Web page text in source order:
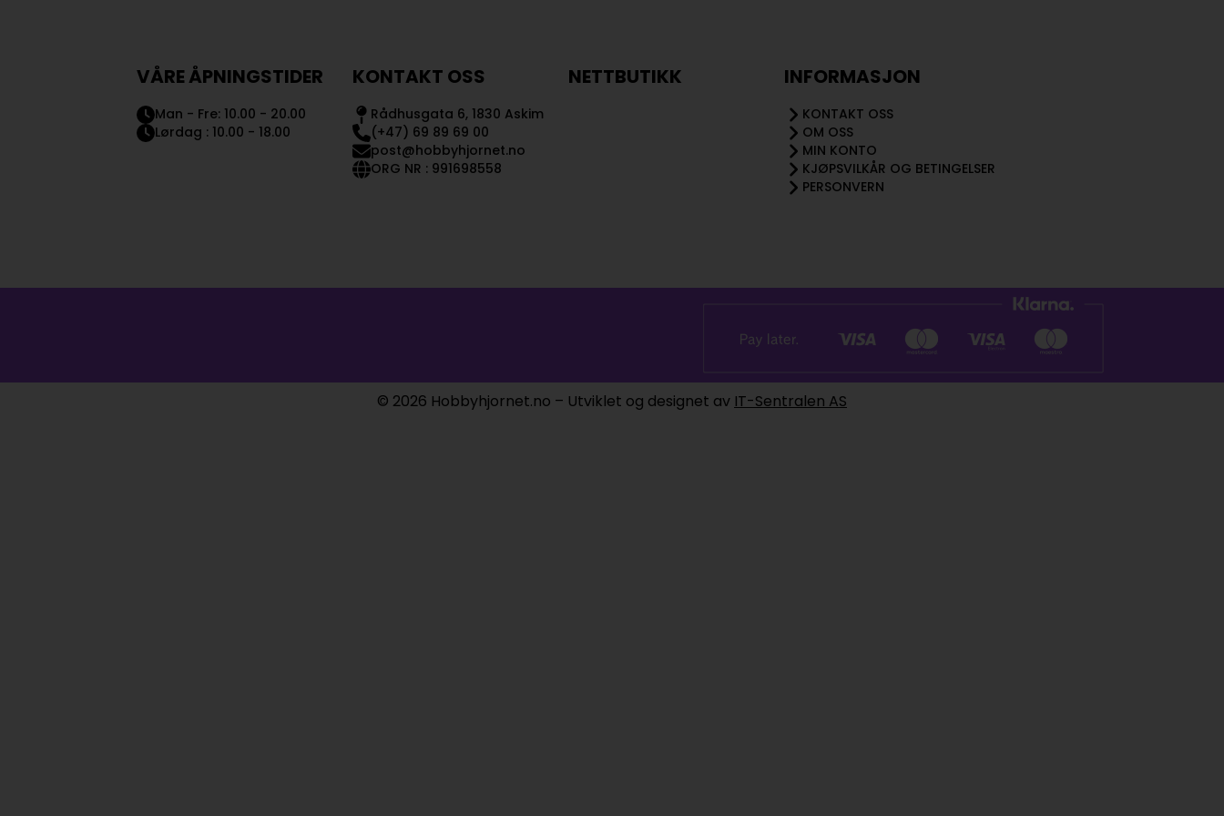
VÅRE ÅPNINGSTIDER
Man - Fre: 10.00 - 20.00
Lørdag : 10.00 - 18.00
KONTAKT OSS
Rådhusgata 6, 1830 Askim
(+47) 69 89 69 00
post@hobbyhjornet.no
ORG NR : 991698558
NETTBUTIKK INFORMASJON
KONTAKT OSS
OM OSS
MIN KONTO
KJØPSVILKÅR OG BETINGELSER
PERSONVERN
© 2026 Hobbyhjornet.no – Utviklet og designet av IT-Sentralen AS